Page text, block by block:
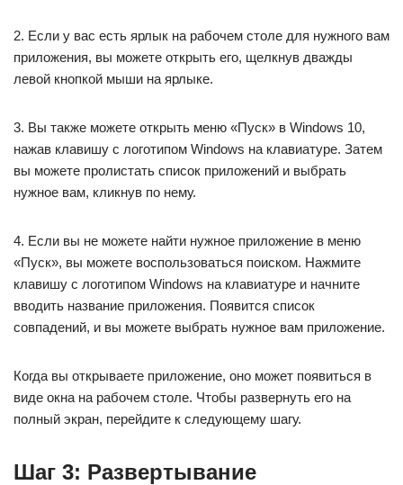
2. Если у вас есть ярлык на рабочем столе для нужного вам
приложения, вы можете открыть его, щелкнув дважды
левой кнопкой мыши на ярлыке.
3. Вы также можете открыть меню «Пуск» в Windows 10,
нажав клавишу с логотипом Windows на клавиатуре. Затем
вы можете пролистать список приложений и выбрать
нужное вам, кликнув по нему.
4. Если вы не можете найти нужное приложение в меню
«Пуск», вы можете воспользоваться поиском. Нажмите
клавишу с логотипом Windows на клавиатуре и начните
вводить название приложения. Появится список
совпадений, и вы можете выбрать нужное вам приложение.
Когда вы открываете приложение, оно может появиться в
виде окна на рабочем столе. Чтобы развернуть его на
полный экран, перейдите к следующему шагу.
Шаг 3: Развертывание